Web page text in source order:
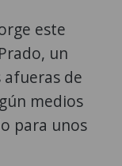
este
un
de
medios
para unos